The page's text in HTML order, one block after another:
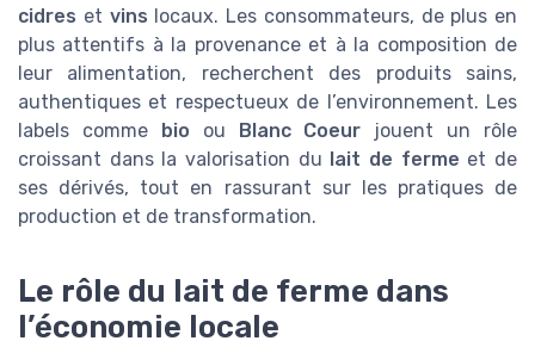
cidres et vins locaux. Les consommateurs, de plus en
plus attentifs à la provenance et à la composition de
leur alimentation, recherchent des produits sains,
authentiques et respectueux de l’environnement. Les
labels comme bio ou Blanc Coeur jouent un rôle
croissant dans la valorisation du lait de ferme et de
ses dérivés, tout en rassurant sur les pratiques de
production et de transformation.
Le rôle du lait de ferme dans
l’économie locale